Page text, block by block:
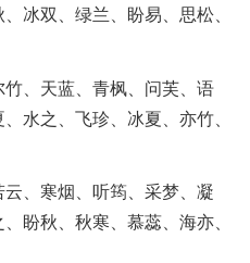
冰双、绿兰、盼易、思松、
、天蓝、青枫、问芙、语
水之、飞珍、冰夏、亦竹、
、寒烟、听筠、采梦、凝
盼秋、秋寒、慕蕊、海亦、